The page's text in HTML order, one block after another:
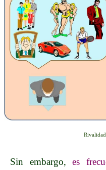
Sin embargo,es